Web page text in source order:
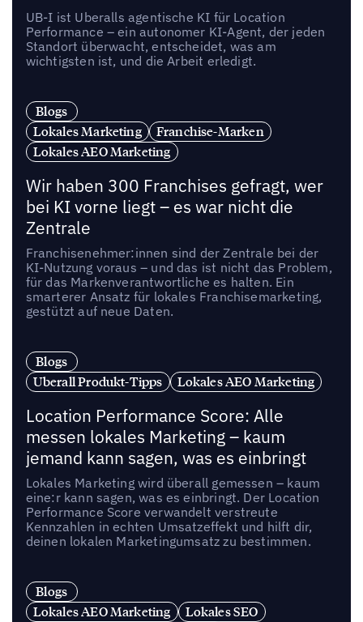
UB-I ist Uberalls agentische KI für Location
Performance – ein autonomer KI-Agent, der jeden
Standort überwacht, entscheidet, was am
wichtigsten ist, und die Arbeit erledigt.
Blogs
Lokales Marketing
Franchise-Marken
Lokales AEO Marketing
Wir haben 300 Franchises gefragt, wer
bei KI vorne liegt – es war nicht die
Zentrale
Franchisenehmer:innen sind der Zentrale bei der
KI-Nutzung voraus – und das ist nicht das Problem,
für das Markenverantwortliche es halten. Ein
smarterer Ansatz für lokales Franchisemarketing,
gestützt auf neue Daten.
Blogs
Uberall Produkt-Tipps
Lokales AEO Marketing
Location Performance Score: Alle
messen lokales Marketing – kaum
jemand kann sagen, was es einbringt
Lokales Marketing wird überall gemessen – kaum
eine:r kann sagen, was es einbringt. Der Location
Performance Score verwandelt verstreute
Kennzahlen in echten Umsatzeffekt und hilft dir,
deinen lokalen Marketingumsatz zu bestimmen.
Blogs
Lokales AEO Marketing
Lokales SEO